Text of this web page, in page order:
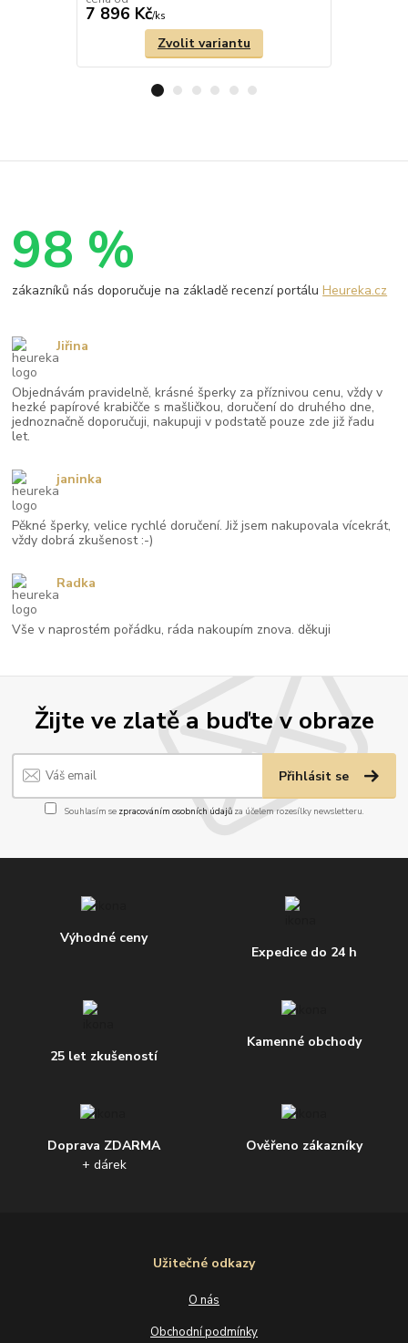
7 896 Kč/ks
Zvolit variantu
Žijte ve zlatě a buďte v obraze
Přihlásit se
Souhlasím se zpracováním osobních údajůza účelem rozesílky newsletteru.
Výhodné ceny
Expedice do 24 h
25 let zkušeností
Kamenné obchody
Doprava ZDARMA
+ dárek
Ověřeno zákazníky
Užitečné odkazy
O nás
Obchodní podmínky
98 %
zákazníků nás doporučuje na základě recenzí portáluHeureka.cz
Objednávám pravidelně, krásné šperky za příznivou cenu, vždy v
hezké papírové krabičče s mašličkou, doručení do druhého dne,
jednoznačně doporučuji, nakupuji v podstatě pouze zde již řadu
let.
Jiřina
Pěkné šperky, velice rychlé doručení. Již jsem nakupovala vícekrát,
vždy dobrá zkušenost :-)
janinka
Vše v naprostém pořádku, ráda nakoupím znova. děkuji
Radka